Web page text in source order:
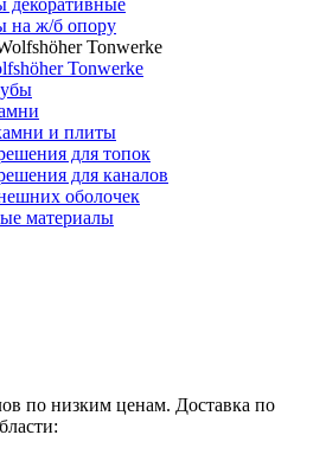
на ж/б опору
Tonwerke
и плиты
для топок
для каналов
оболочек
материалы
по низким ценам. Доставка по